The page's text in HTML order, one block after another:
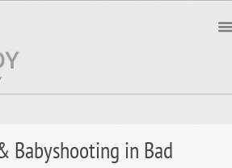
Babyshooting in Bad